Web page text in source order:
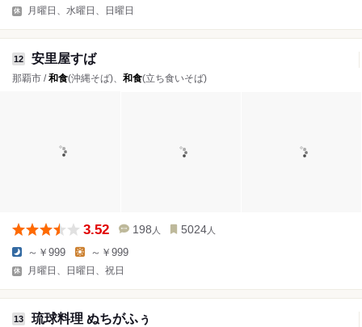
月曜日、水曜日、日曜日
12 安里屋すば
那覇市 /和食(沖縄そば)、 和食(立ち食いそば)
3.52 198 人 5024 人
～￥999 ～￥999
月曜日、日曜日、祝日
13 琉球料理 ぬちがふぅ